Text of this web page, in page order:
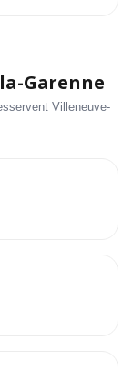
Garenne
Villeneuve-